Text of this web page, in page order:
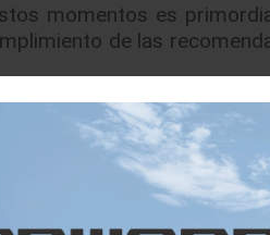
momentos es
de las
a los diferentes
de seguridad, gel
de mantenimiento a
requerido, para así